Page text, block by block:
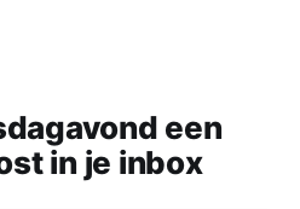
een
in je inbox